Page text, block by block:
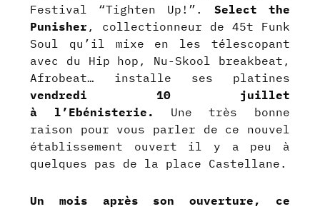
Festival “Tighten Up!”. Select the
Punisher , collectionneur de 45t Funk
Soul qu’il mixe en les télescopant
avec du Hip hop, Nu-Skool breakbeat,
Afrobeat… installe ses platines
vendredi 10 juillet
à l’Ebénisterie.
Une très bonne
raison pour vous parler de ce nouvel
établissement ouvert il y a peu à
quelques pas de la place Castellane.
Un mois après son ouverture, ce